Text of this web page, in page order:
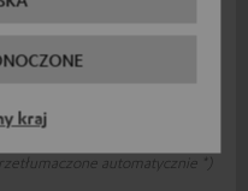
kraj
automatycznie *)